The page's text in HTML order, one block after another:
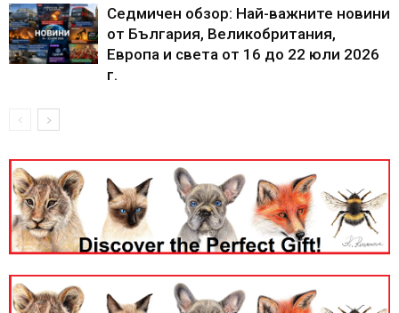
Седмичен обзор: Най-важните новини
от България, Великобритания,
Европа и света от 16 до 22 юли 2026
г.